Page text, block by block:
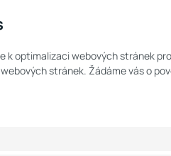
k optimalizaci webových stránek
stránek. Žádáme vás o